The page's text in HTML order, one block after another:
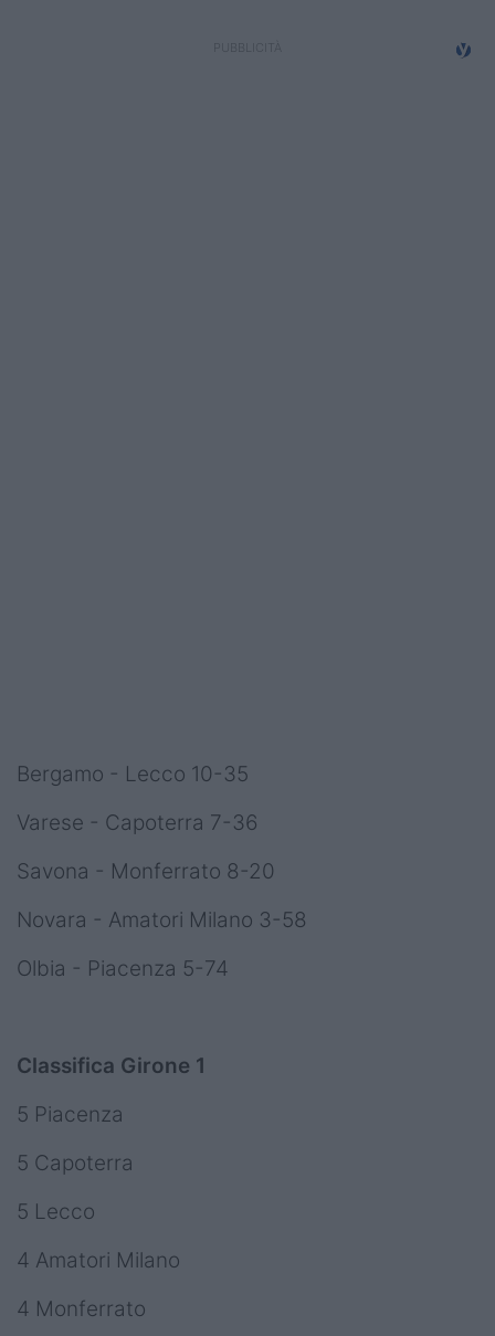
Bergamo - Lecco 10-35
Varese - Capoterra 7-36
Savona - Monferrato 8-20
Novara - Amatori Milano 3-58
Olbia - Piacenza 5-74
Classifica Girone 1
5 Piacenza
5 Capoterra
5 Lecco
4 Amatori Milano
4 Monferrato